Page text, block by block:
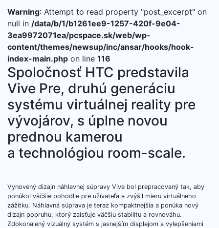
Warning: Attempt to read property "post_excerpt" on
null in /data/b/1/b1261ee9-1257-420f-9e04-
3ea9972071ea/pcspace.sk/web/wp-
content/themes/newsup/inc/ansar/hooks/hook-
index-main.php on line 116
Spoločnosť HTC predstavila
Vive Pre, druhú generáciu
systému virtuálnej reality pre
vývojárov, s úplne novou
prednou kamerou
a technológiou room-scale.
Vynovený dizajn náhlavnej súpravy Vive bol prepracovaný tak, aby
ponúkol väčšie pohodlie pre užívateľa a zvýšil mieru virtuálneho
zážitku. Náhlavná súprava je teraz kompaktnejšia a ponúka nový
dizajn popruhu, ktorý zaisťuje väčšiu stabilitu a rovnováhu.
Zdokonalený vizuálny systém s jasnejším displejom a vylepšeniami